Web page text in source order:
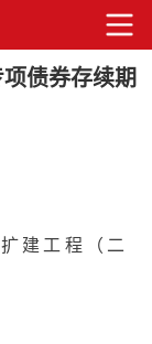
债券存续期
建工程（二